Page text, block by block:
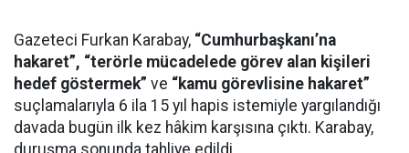
Gazeteci Furkan Karabay, “Cumhurbaşkanı’na
hakaret”, “terörle mücadelede görev alan kişileri
hedef göstermek” ve “kamu görevlisine hakaret”
suçlamalarıyla 6 ila 15 yıl hapis istemiyle yargılandığı
davada bugün ilk kez hâkim karşısına çıktı. Karabay,
duruşma sonunda tahliye edildi.